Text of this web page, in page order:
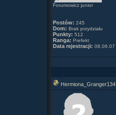
Forumowicz junior
Postów: 245
Dom: Brak przydziału
Punkty: 512
Ranga: Prefekt
Data rejestracji: 08.06.07
Hermiona_Granger134